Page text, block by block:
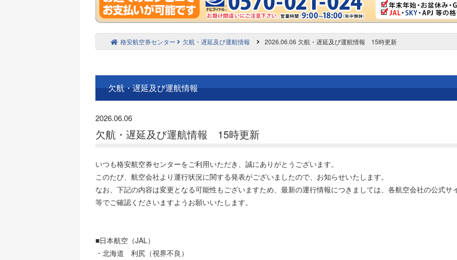
格安航空券センター 欠航・遅延及び運航情報 2026.06.06 欠航・遅延及び運航情報 15時更新
欠航・遅延及び運航情報
2026.06.06
欠航・遅延及び運航情報 15時更新
いつも格安航空券センターをご利用いただき、誠にありがとうございます。
このたび、航空会社より運行状況に関する発表がございましたので、お知らせいたします。
なお、下記の内容は変更となる可能性もございますため、最新の運行情報につきましては、各航空会社の公式サ
等でご確認くださいますようお願いいたします。
■日本航空（JAL）
・北海道 利尻（視界不良）